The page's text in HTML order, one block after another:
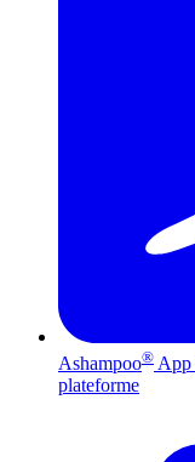
Ashampoo® App
plateforme